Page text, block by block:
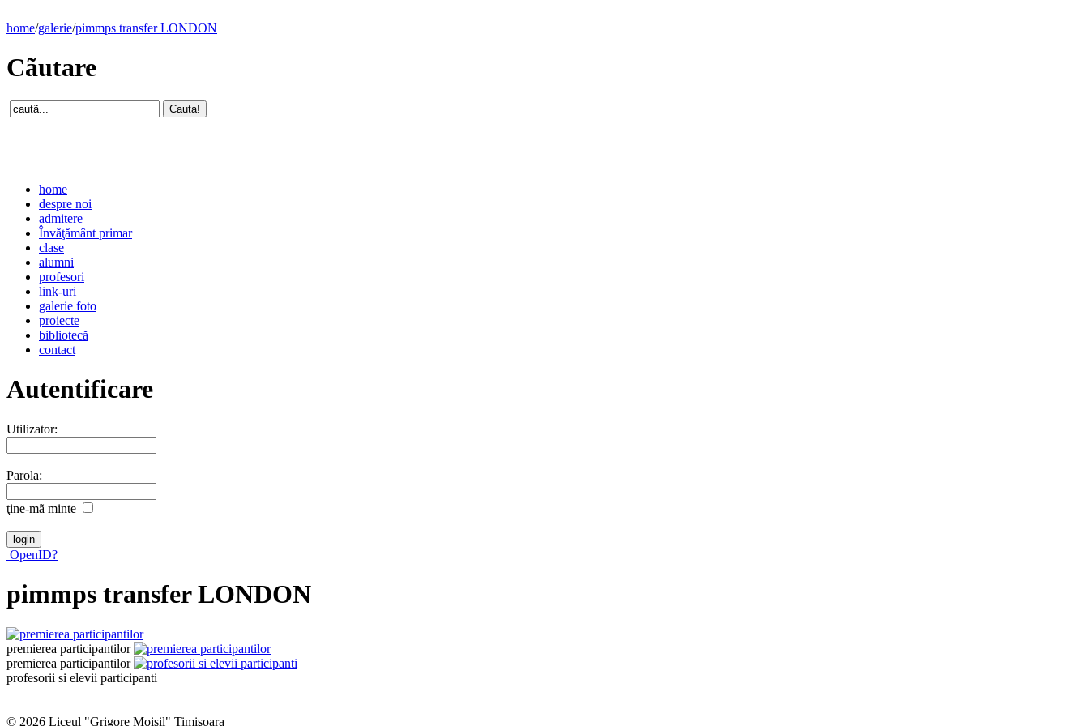
home/galerie/pimmps transfer LONDON
Cãutare
home
despre noi
admitere
Învăţământ primar
clase
alumni
profesori
link-uri
galerie foto
proiecte
bibliotecă
contact
Autentificare
Utilizator:
Parola:
ţine-mã minte
OpenID?
pimmps transfer LONDON
premierea participantilor
premierea participantilor
profesorii si elevii participanti
© 2026 Liceul "Grigore Moisil" Timişoara